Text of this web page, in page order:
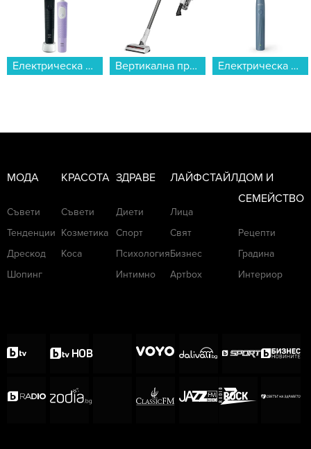
Електрическа четка за зъби Oral B Vit Pro Bl+Lil... Вертикална прахосмукачка MIELE Duoflex HX1 BWSGNB Nordic Blue... Електрическа четка за зъби Philips HX4022/04 Sonicare...
МОДА
Съвети
Тенденции
Дрескод
Шопинг
КРАСОТА
Съвети
Козметика
Коса
ЗДРАВЕ
Диети
Спорт
Психология
Интимно
ЛАЙФСТАЙЛ
Лица
Свят
Бизнес
Артbox
ДОМ И
СЕМЕЙСТВО
Рецепти
Градина
Интериор